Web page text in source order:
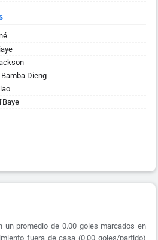
Dieng
un promedio de 0.00 goles marcados en
fuera de casa (0.00 goles/partido)